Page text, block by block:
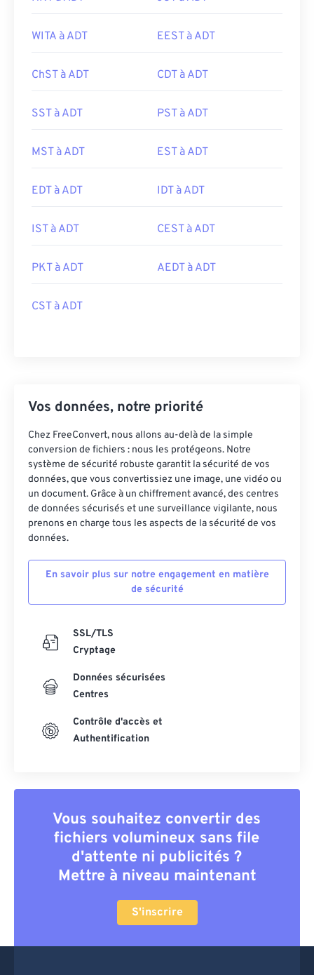
WITA à ADT EEST à ADT
ChST à ADT CDT à ADT
SST à ADT PST à ADT
MST à ADT EST à ADT
EDT à ADT IDT à ADT
IST à ADT CEST à ADT
PKT à ADT AEDT à ADT
CST à ADT
Vos données, notre priorité
Chez FreeConvert, nous allons au-delà de la simple
conversion de fichiers : nous les protégeons. Notre
système de sécurité robuste garantit la sécurité de vos
données, que vous convertissiez une image, une vidéo ou
un document. Grâce à un chiffrement avancé, des centres
de données sécurisés et une surveillance vigilante, nous
prenons en charge tous les aspects de la sécurité de vos
données.
En savoir plus sur notre engagement en matière
de sécurité
SSL/TLS
Cryptage
Données sécurisées
Centres
Contrôle d'accès et
Authentification
Vous souhaitez convertir des
fichiers volumineux sans file
d'attente ni publicités ?
Mettre à niveau maintenant
S'inscrire